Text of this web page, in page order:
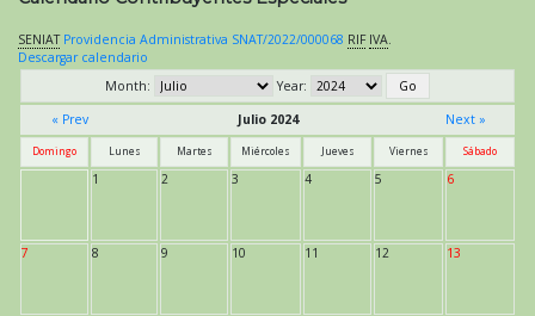
SENIAT Providencia Administrativa SNAT/2022/000068 RIF IVA
Descargar calendario
Month:
Year:
« Prev
Julio 2024 Next »
Domingo Lunes Martes Miércoles Jueves Viernes Sábado
1 2 3 4 5 6
7 8 9 10 11 12 13